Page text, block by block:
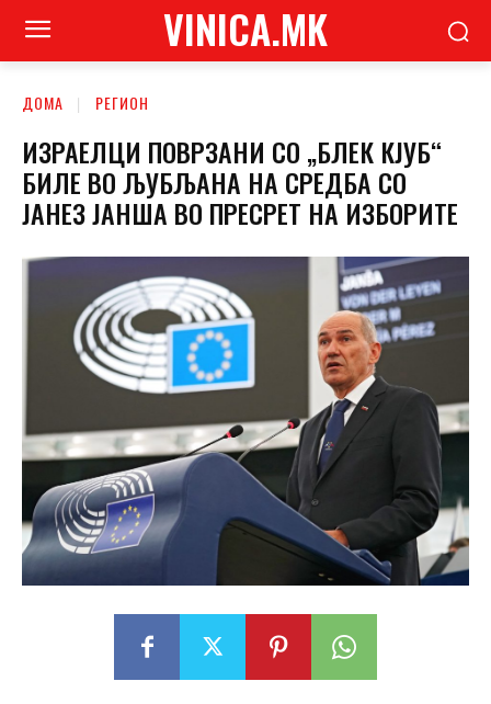
VINICA.MK
ДОМА РЕГИОН
ИЗРАЕЛЦИ ПОВРЗАНИ СО „БЛЕК КЈУБ“
БИЛЕ ВО ЉУБЉАНА НА СРЕДБА СО
ЈАНЕЗ ЈАНША ВО ПРЕСРЕТ НА ИЗБОРИТЕ